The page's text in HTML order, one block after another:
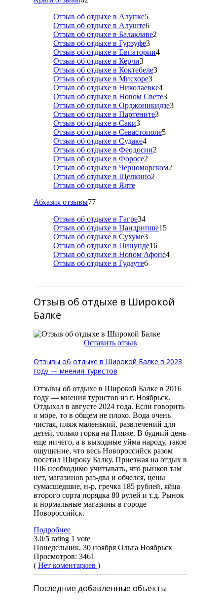
Отзыв об отдыхе в Алупке5
Отзыв об отдыхе в Алуште6
Отзыв об отдыхе в Балаклаве2
Отзыв об отдыхе в Гурзуфе3
Отзыв об отдыхе в Евпатории4
Отзыв об отдыхе в Керчи3
Отзыв об отдыхе в Коктебеле3
Отзыв об отдыхе в Мисхоре3
Отзыв об отдыхе в Николаевке4
Отзыв об отдыхе в Новом Свете3
Отзыв об отдыхе в Орджоникидзе3
Отзыв об отдыхе в Партените3
Отзыв об отдыхе в Саки3
Отзыв об отдыхе в Севастополе5
Отзыв об отдыхе в Судаке4
Отзыв об отдыхе в Феодосии2
Отзыв об отдыхе в Форосе2
Отзыв об отдыхе в Черноморском2
Отзыв об отдыхе в Щелкино2
Отзыв об отдыхе в Ялте
Абхазия отзывы77
Отзыв об отдыхе в Гагре34
Отзыв об отдыхе в Цандрипше15
Отзыв об отдыхе в Сухуме3
Отзыв об отдыхе в Пицунде16
Отзыв об отдыхе в Новом Афоне4
Отзыв об отдыхе в Гудауте6
Отзыв об отдыхе в Широкой
Балке
Оставить отзыв
Отзывы об отдыхе в Широкой Балке в 2023
году — мнения туристов
Отзывы об отдыхе в Широкой Балке в 2016
году — мнения туристов из г. Ноябрьск.
Отдыхал в августе 2024 года. Если говорить
о море, то в общем не плохо. Вода очень
чистая, пляж маленький, развлечений для
детей, только горка на Пляже. В будний день
еще ничего, а в выходные уйма народу, такое
ощущение, что весь Новороссийск разом
посетил Широку Балку. Приезжая на отдых в
ШБ необходимо учитывать, что рынков там
нет, магазинов раз-два и обчелся, цены
сумасшедшие, н-р, гречка 185 рублей, яйца
второго сорта порядка 80 рулей и т.д. Рынок
и нормальные магазины в городе
Новороссийск.
Подробнее
3.0/5 rating 1 vote
Понедельник, 30 ноября Ольга Ноябрьск
Просмотров: 3461
( Нет коментариев )
Последние добавленные объекты